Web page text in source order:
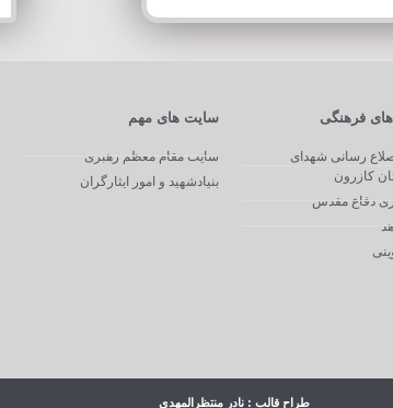
فرهنگی
رسانی شهدای
کازرون
دفاع مقدس
سایت های مهم
سایت مقام معظم رهبری
بنیادشهید و امور ایثارگران
طراح قالب : نادر منتظرالمهدی